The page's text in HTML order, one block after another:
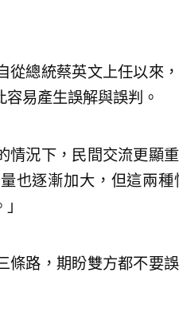
從總統蔡英文上任以來
易產生誤解與誤判。
情況下，民間交流更顯
也逐漸加大，但這兩種
條路，期盼雙方都不要